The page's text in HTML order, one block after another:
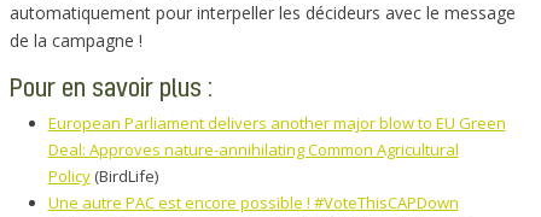
automatiquement pour interpeller les décideurs avec le message
de la campagne !
Pour en savoir plus :
European Parliament delivers another major blow to EU Green
Deal: Approves nature-annihilating Common Agricultural
Policy(BirdLife)
Une autre PAC est encore possible ! #VoteThisCAPDown